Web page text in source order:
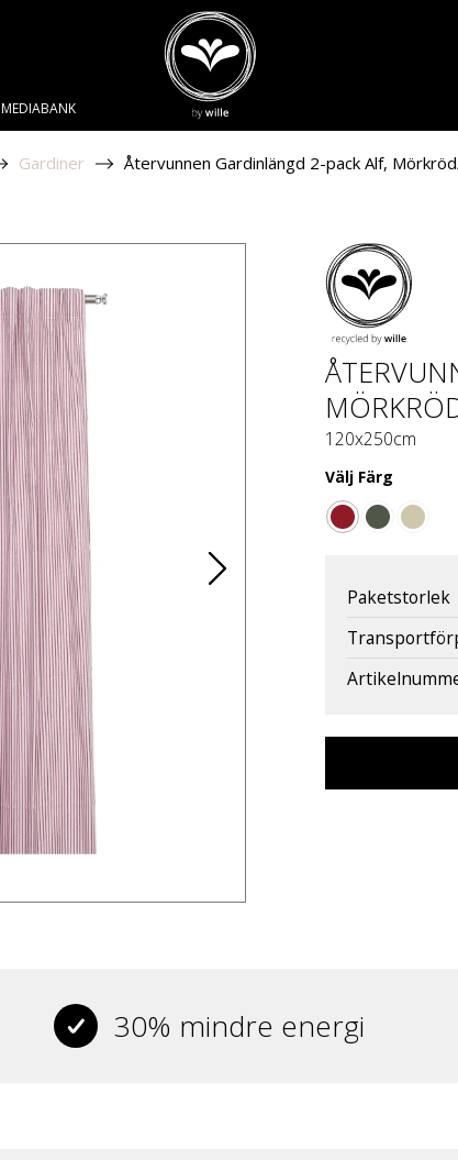
MEDIABANK
Gardiner Återvunnen Gardinlängd 2-pack Alf,
120x250cm
Välj Färg
Paketstorlek
30% mindre energi